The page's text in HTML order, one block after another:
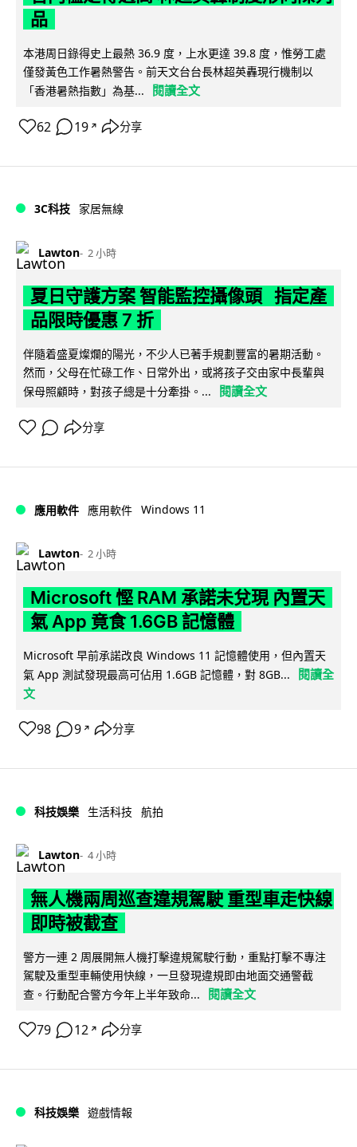
品
本港周日錄得史上最熱 36.9 度，上水更達 39.8 度，惟勞工處
僅發黃色工作暑熱警告。前天文台台長林超英轟現行機制以
「香港暑熱指數」為基...
閱讀全文
62 19 ↗ 分享
3C科技 家居無線
Lawton 2 小時
夏日守護方案 智能監控攝像頭 指定產
品限時優惠 7 折
伴隨着盛夏燦爛的陽光，不少人已著手規劃豐富的暑期活動。
然而，父母在忙碌工作、日常外出，或將孩子交由家中長輩與
保母照顧時，對孩子總是十分牽掛。...
閱讀全文
分享
應用軟件 應用軟件 Windows 11
Lawton 2 小時
Microsoft 慳 RAM 承諾未兌現 內置天
氣 App 竟食 1.6GB 記憶體
Microsoft 早前承諾改良 Windows 11 記憶體使用，但內置天
氣 App 測試發現最高可佔用 1.6GB 記憶體，對 8GB...
閱讀全
文
98 9 ↗ 分享
科技娛樂 生活科技 航拍
Lawton 4 小時
無人機兩周巡查違規駕駛 重型車走快線
即時被截查
警方一連 2 周展開無人機打擊違規駕駛行動，重點打擊不專注
駕駛及重型車輛使用快線，一旦發現違規即由地面交通警截
查。行動配合警方今年上半年致命...
閱讀全文
79 12 ↗ 分享
科技娛樂 遊戲情報